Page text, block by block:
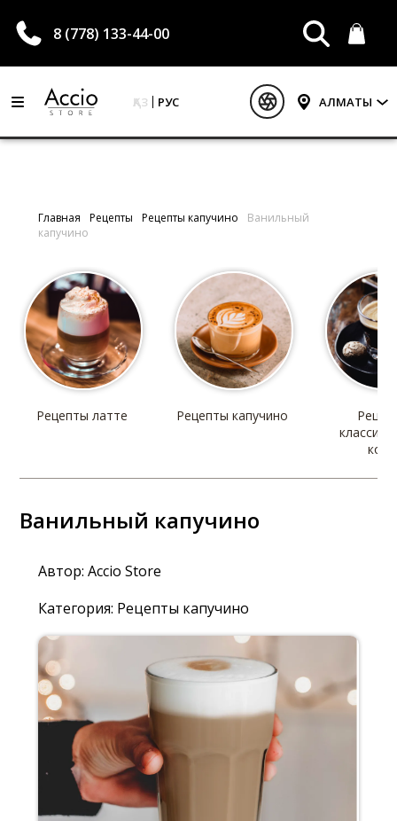
8 (778) 133-44-00
ҚАЗ РУС АЛМАТЫ
Главная Рецепты Рецепты капучино
Ванильный
капучино
Рецепты латте Рецепты капучино
Ванильный капучино
Автор: Accio Store
Категория: Рецепты капучино